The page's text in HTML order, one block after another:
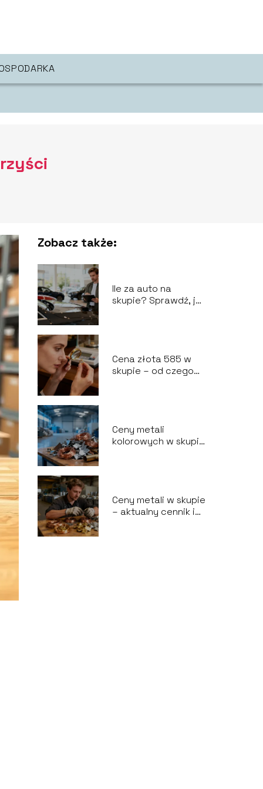
Zobacz także:
Ile za auto na
skupie? Sprawdź, jak
Cena złota 585 w
skupie – od czego
Ceny metali
kolorowych w skupie
Ceny metali w skupie
– aktualny cennik i